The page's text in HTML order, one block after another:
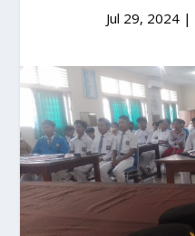
Jul 29, 2024|